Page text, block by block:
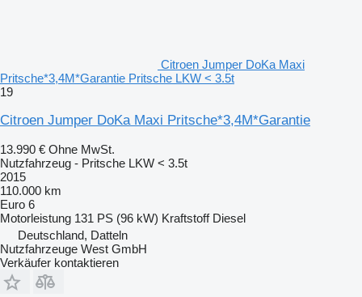
Citroen Jumper DoKa Maxi
Pritsche*3,4M*Garantie Pritsche LKW < 3.5t
19
Citroen Jumper DoKa Maxi Pritsche*3,4M*Garantie
13.990 € Ohne MwSt.
Nutzfahrzeug - Pritsche LKW < 3.5t
2015
110.000 km
Euro 6
Motorleistung 131 PS (96 kW) Kraftstoff Diesel
Deutschland, Datteln
Nutzfahrzeuge West GmbH
Verkäufer kontaktieren